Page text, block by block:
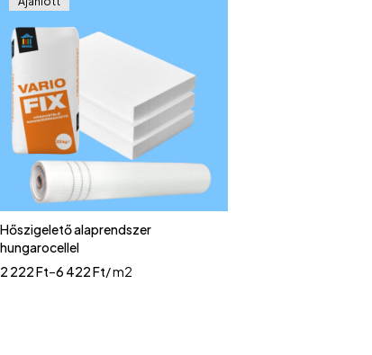
Hőszigelető alaprendszer
hungarocellel
2 222Ft–6 422Ft/ m2